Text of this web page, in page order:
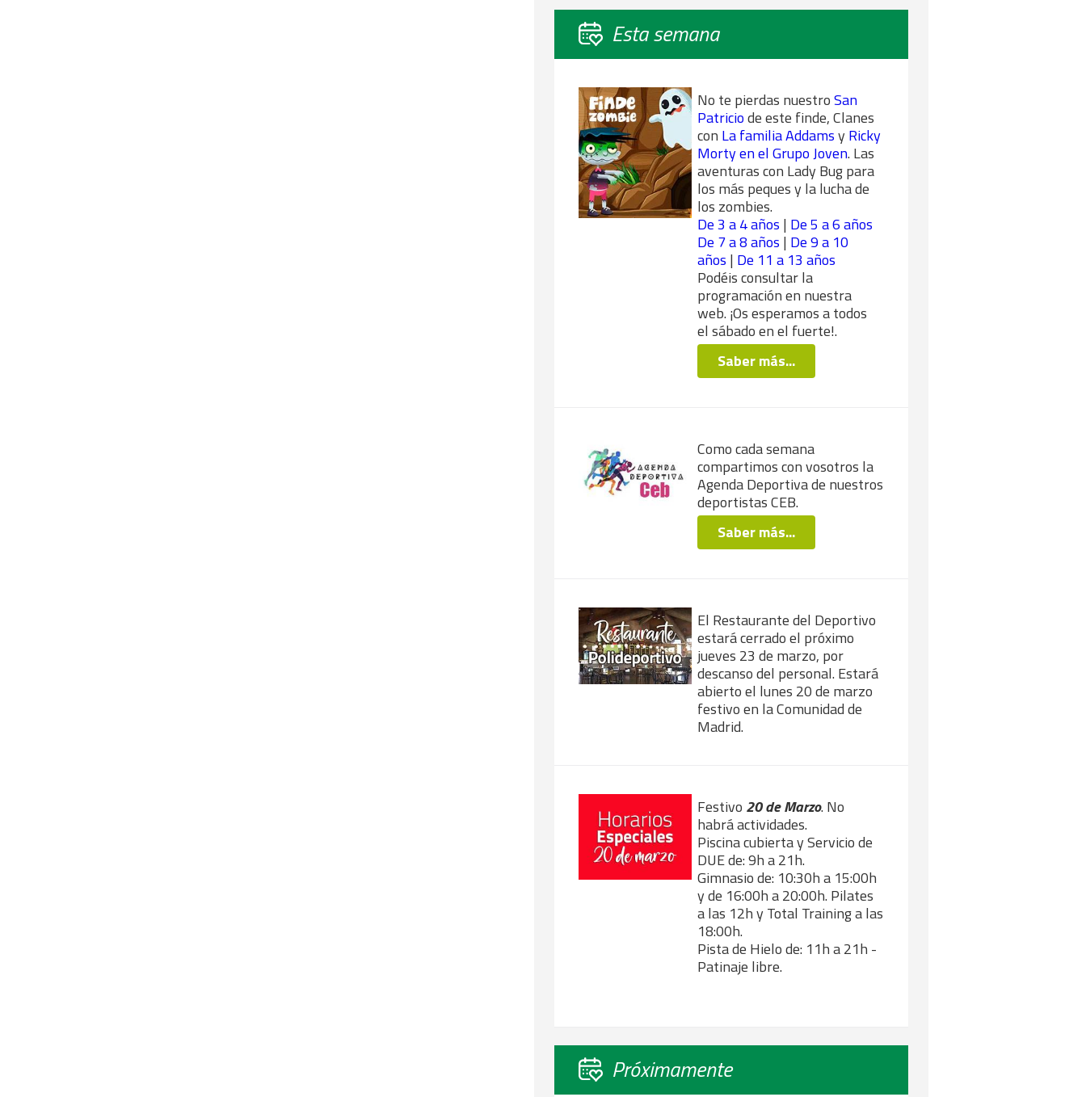
Esta semana
No te pierdas nuestroSan
Patriciode este finde, Clanes
con La familia AddamsyRicky
Morty en el Grupo Joven. Las
aventuras con Lady Bug para
los más peques y la lucha de
los zombies.
De 3 a 4 años | De 5 a 6 años
De 7 a 8 años | De 9 a 10
años | De 11 a 13 años
Podéis consultar la
programación en nuestra
web. ¡Os esperamos a todos
el sábado en el fuerte!.
Saber más...
Como cada semana
compartimos con vosotros la
Agenda Deportiva de nuestros
deportistas CEB.
Saber más...
El Restaurante del Deportivo
estará cerrado el próximo
jueves 23 de marzo, por
descanso del personal. Estará
abierto el lunes 20 de marzo
festivo en la Comunidad de
Madrid.
Festivo 20 de Marzo. No
habrá actividades.
Piscina cubierta y Servicio de
DUE de: 9h a 21h.
Gimnasio de: 10:30h a 15:00h
y de 16:00h a 20:00h. Pilates
a las 12h y Total Training a las
18:00h.
Pista de Hielo de: 11h a 21h -
Patinaje libre.
Próximamente